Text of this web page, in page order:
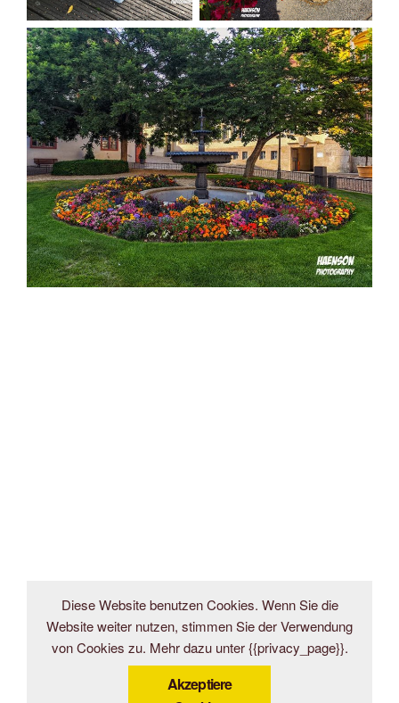
Diese Website benutzen Cookies. Wenn Sie die
Website weiter nutzen, stimmen Sie der Verwendung
von Cookies zu. Mehr dazu unter {{privacy_page}}.
Akzeptiere